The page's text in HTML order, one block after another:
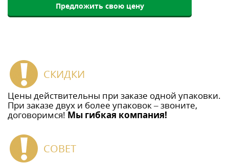
Предложить свою цену
СКИДКИ
Цены действительны при заказе одной упаковки.
При заказе двух и более упаковок – звоните,
договоримся! Мы гибкая компания!
СОВЕТ